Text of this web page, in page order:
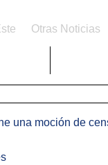
Otras Noticias
una moción de